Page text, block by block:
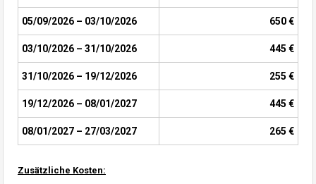
05/09/2026 – 03/10/2026 650 €
03/10/2026 – 31/10/2026 445 €
31/10/2026 – 19/12/2026 255 €
19/12/2026 – 08/01/2027 445 €
08/01/2027 – 27/03/2027 265 €
Zusätzliche Kosten: